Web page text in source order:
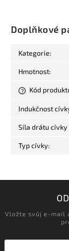
Doplňkové
Kategorie:
Hmotnost:
? Kód
Indukčnost
Síla drátu cívky
Typ cívky:
Vložte svůj e-mail